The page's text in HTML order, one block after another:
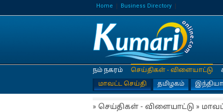
Home Business Directory
நம் நகரம்
செய்திகள் - விளையாட்டு
மாவட்ட செய்தி
தமிழகம் இந்தியா
» செய்திகள் - விளையாட்டு »